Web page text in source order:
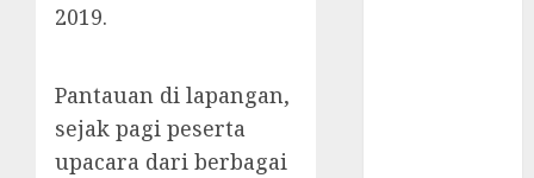
2019.
Pantauan di lapangan,
sejak pagi peserta
upacara dari berbagai